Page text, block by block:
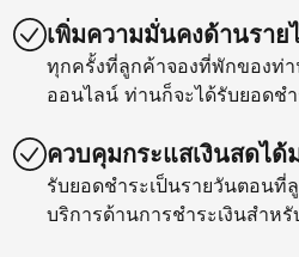
เพิ่มความมั่นคงด้านราย
ทุกครั้งที่ลูกค้าจองที่พักของท่า
ออนไลน์ ท่านก็จะได้รับยอดช
ควบคุมกระแสเงินสดได้
รับยอดชำระเป็นรายวันตอนที่
บริการด้านการชำระเงินสำห